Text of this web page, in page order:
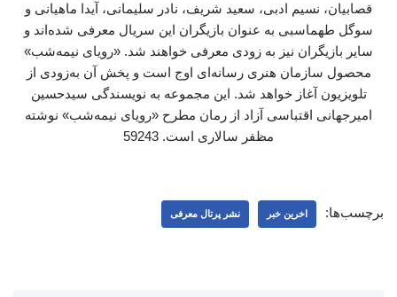
قصابیان، نسیم ادبی، سعید شریف، نادر سلیمانی، آیدا ماهیانی و
سوگل طهماسبی به عنوان بازیگران این سریال معرفی شده‌اند و
سایر بازیگران نیز به زودی معرفی خواهند شد. «رویای نیمه‌شب»
محصول سازمان هنری رسانه‌ای اوج است و پخش آن به‌زودی از
تلویزیون آغاز خواهد شد. این مجموعه به نویسندگی سیدحسین
امیرجهانی اقتباسی آزاد از رمان مطرح «رویای نیمه‌شب» نوشته
مظفر سالاری است. 59243
برچسب‌ها: اخرین خبر نشر پرتال معرفی